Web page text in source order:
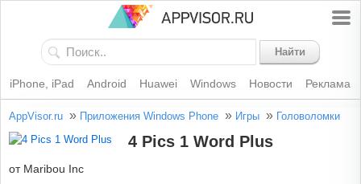
Найти
iPhone, iPad Android Huawei Windows Новости Реклама
AppVisor.ru » Приложения Windows Phone » Игры » Головоломки
4 Pics 1 Word Plus
от Maribou Inc